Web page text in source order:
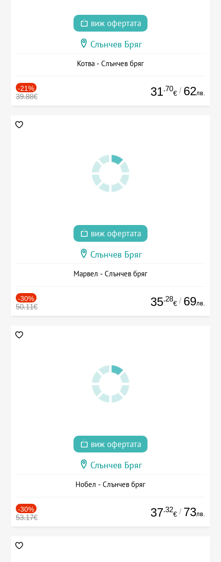
виж офертата
Слънчев Бряг
Котва - Слънчев бряг
-21%
39.88€ 31.70
€ / 62лв.
виж офертата
Слънчев Бряг
Марвел - Слънчев бряг
-30%
50.11€ 35.28
€ / 69лв.
виж офертата
Слънчев Бряг
Нобел - Слънчев бряг
-30%
53.17€ 37.32
€ / 73лв.